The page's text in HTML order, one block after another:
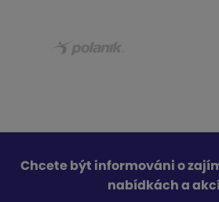
Chcete být informováni o
nabídkách a